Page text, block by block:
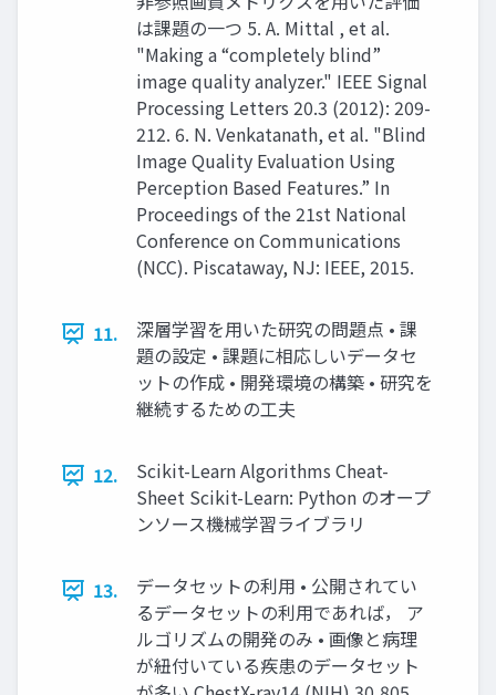
は課題の一つ 5. A. Mittal , et al.
"Making a “completely blind”
image quality analyzer." IEEE Signal
Processing Letters 20.3 (2012): 209-
212. 6. N. Venkatanath, et al. "Blind
Image Quality Evaluation Using
Perception Based Features.” In
Proceedings of the 21st National
Conference on Communications
(NCC). Piscataway, NJ: IEEE, 2015.
11.
深層学習を用いた研究の問題点 • 課
題の設定 • 課題に相応しいデータセ
ットの作成 • 開発環境の構築 • 研究を
継続するための工夫
12.
Scikit-Learn Algorithms Cheat-
Sheet Scikit-Learn: Python のオープ
ンソース機械学習ライブラリ
13.
データセットの利用 • 公開されてい
るデータセットの利用であれば， ア
ルゴリズムの開発のみ • 画像と病理
が紐付いている疾患のデータセット